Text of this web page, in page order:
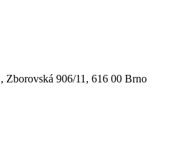
Zborovská 906/11, 616 00 Brno